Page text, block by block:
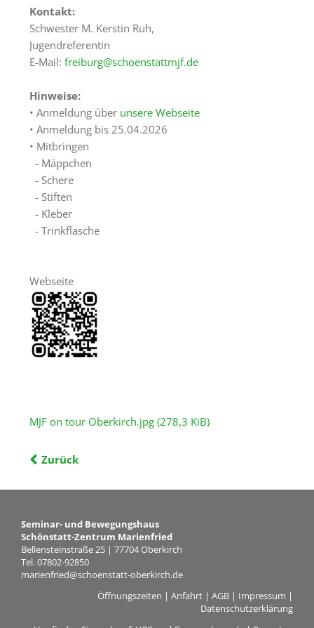
Räumlichkeiten
Gästezimmer
Haus
Lage
Anfrage
Schönstatt
Was
ist
Schönstatt?
Marienfried
Schönstattbewegung
Freiburg
Veranstaltungen
Kontakt:
Schwester M. Kerstin Ruh,
Jugendreferentin
E-Mail: freiburg@schoenstattmjf.de
Hinweise:
• Anmeldung über unsere Webseite
• Anmeldung bis 25.04.2026
• Mitbringen
- Mäppchen
- Schere
- Stiften
- Kleber
- Trinkflasche
Webseite
MJF on tour Oberkirch.jpg(278,3 KiB)
Zurück
Seminar- und Bewegungshaus
Schönstatt-Zentrum Marienfried
Bellensteinstraße 25 | 77704 Oberkirch
Tel. 07802-92850
marienfried@schoenstatt-oberkirch.de
Öffnungszeiten | Anfahrt | AGB | Impressum |
Datenschutzerklärung